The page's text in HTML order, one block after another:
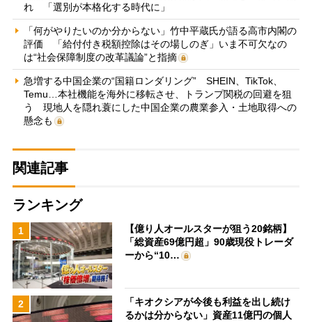
れ 「選別が本格化する時代に」
「何がやりたいのか分からない」竹中平蔵氏が語る高市内閣の
評価 「給付付き税額控除はその場しのぎ」いま不可欠なの
は“社会保障制度の改革議論”と指摘
急増する中国企業の“国籍ロンダリング” SHEIN、TikTok、
Temu…本社機能を海外に移転させ、トランプ関税の回避を狙
う 現地人を隠れ蓑にした中国企業の農業参入・土地取得への
懸念も
関連記事
ランキング
1
【億り人オールスターが狙う20銘柄】
「総資産69億円超」90歳現役トレーダ
ーから“10…
2
「キオクシアが今後も利益を出し続け
るかは分からない」資産11億円の個人